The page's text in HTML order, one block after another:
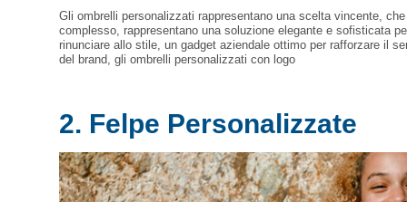
Gli ombrelli personalizzati rappresentano una scelta vincente,
complesso, rappresentano una soluzione elegante e sofisticata
rinunciare allo stile, un gadget aziendale ottimo per rafforzare il
del brand, gli ombrelli personalizzati con logo
2. Felpe Personalizzate